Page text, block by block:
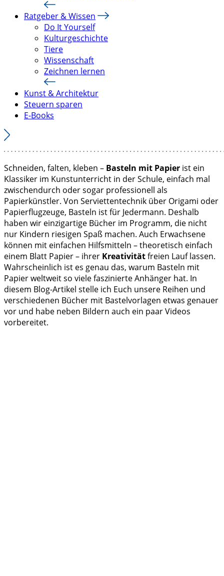
Ratgeber & Wissen
Do It Yourself
Kulturgeschichte
Tiere
Wissenschaft
Zeichnen lernen
Kunst & Architektur
Steuern sparen
E-Books
Schneiden, falten, kleben – Basteln mit Papier ist ein
Klassiker im Kunstunterricht in der Schule, einfach mal
zwischendurch oder sogar professionell als
Papierkünstler. Von Serviettentechnik über Origami oder
Papierflugzeuge, Basteln ist für Jedermann. Deshalb
haben wir einzigartige Bücher im Programm, die nicht
nur Kindern riesigen Spaß machen. Auch Erwachsene
können mit einfachen Hilfsmitteln – theoretisch einfach
einem Blatt Papier – ihrer Kreativitätfreien Lauf lassen.
Wahrscheinlich ist es genau das, warum Basteln mit
Papier weltweit so viele faszinierte Anhänger hat. In
diesem Blog-Artikel stelle ich Euch unsere Reihen und
verschiedenen Bücher mit Bastelvorlagen etwas genauer
vor und habe neben Bildern auch ein paar Videos
vorbereitet.